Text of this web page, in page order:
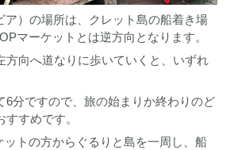
ア）の場所は、クレット島の船着き場
マーケットとは逆方向となります。
方向へ道なりに歩いていくと、いずれ
6分ですので、旅の始まりか終わりのど
すめです。
トの方からぐるりと島を一周し、船